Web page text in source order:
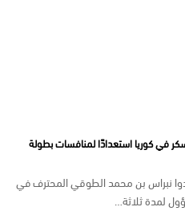
في كوريا استعدادًا لمنافسات بطولة
نبراس بن محمد الطوقي المحترف في
لمدة ثلاثة…